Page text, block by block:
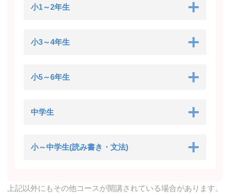
小1～2年生
小3～4年生
小5～6年生
中学生
小～中学生(読み書き・文法)
上記以外にもその他コースが開講されている場合があります。